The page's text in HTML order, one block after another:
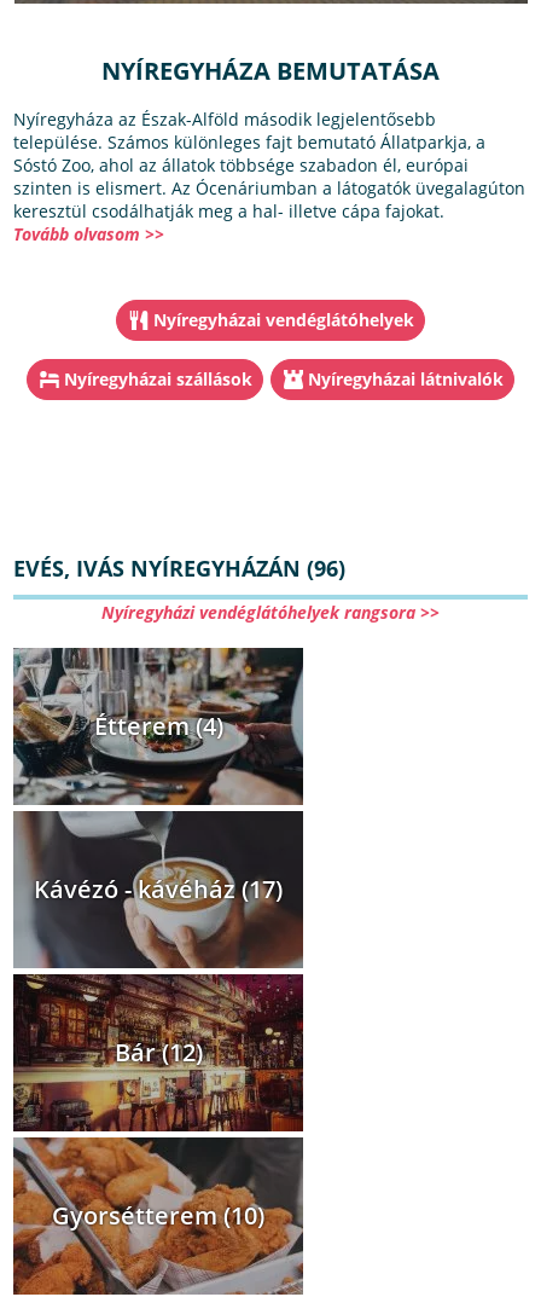
NYÍREGYHÁZA BEMUTATÁSA
Nyíregyháza az Észak-Alföld második legjelentősebb
települése. Számos különleges fajt bemutató Állatparkja, a
Sóstó Zoo, ahol az állatok többsége szabadon él, európai
szinten is elismert. Az Ócenáriumban a látogatók üvegalagúton
keresztül csodálhatják meg a hal- illetve cápa fajokat.
Tovább olvasom >>
Nyíregyházai vendéglátóhelyek
Nyíregyházai szállások Nyíregyházai látnivalók
EVÉS, IVÁS NYÍREGYHÁZÁN (96)
Nyíregyházi vendéglátóhelyek rangsora >>
Étterem (4)
Kávézó - kávéház (17)
Bár (12)
Gyorsétterem (10)